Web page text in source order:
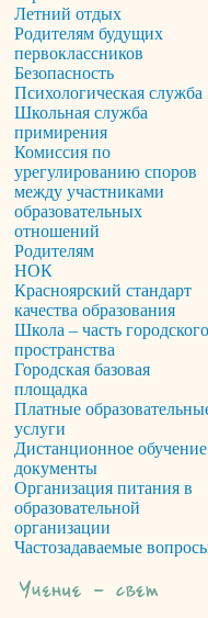
Летний отдых
Родителям будущих
первоклассников
Безопасность
Психологическая служба
Школьная служба
примирения
Комиссия по
урегулированию споров
между участниками
образовательных
отношений
Родителям
НОК
Красноярский стандарт
качества образования
Школа – часть городского
пространства
Городская базовая
площадка
Платные
услуги
Дистанционное обучение
документы
Организация питания в
образовательной
организации
Частозадаваемые